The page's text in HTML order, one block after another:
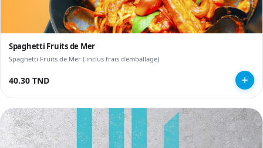
Spaghetti Fruits de Mer
Spaghetti Fruits de Mer ( inclus frais d'emballage)
40.30 TND